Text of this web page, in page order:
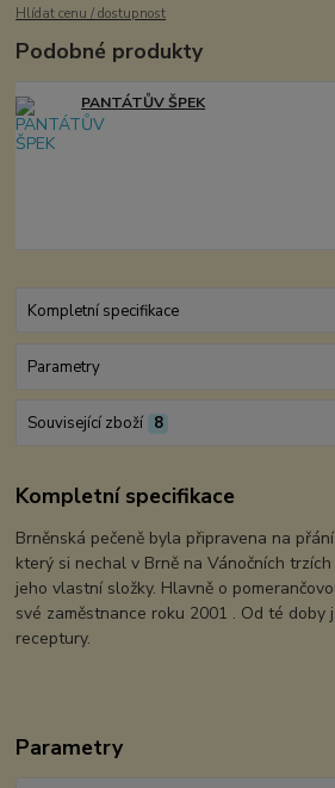
Hlídat cenu / dostupnost
Podobné produkty
PANTÁTŮV ŠPEK
Kompletní specifikace
Parametry
Související zboží 8
Kompletní specifikace
Brněnská pečeně byla připravena na
který si nechal v Brně na Vánočních
jeho vlastní složky. Hlavně o
své zaměstnance roku 2001 . Od té doby
receptury.
Parametry